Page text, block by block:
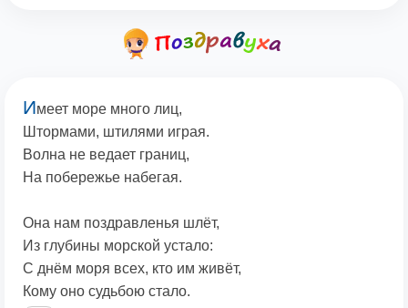
Имеет море много лиц,
Штормами, штилями играя.
Волна не ведает границ,
На побережье набегая.
Она нам поздравленья шлёт,
Из глубины морской устало:
С днём моря всех, кто им живёт,
Кому оно судьбою стало.